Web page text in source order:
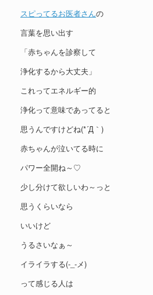
スピってるお医者さんの
言葉を思い出す
「赤ちゃんを診察して
浄化するから大丈夫」
これってエネルギー的
浄化って意味であってると
思うんですけどね(*´Д｀)
赤ちゃんが泣いてる時に
パワー全開ね～♡
少し分けて欲しいわ～っと
思うくらいなら
いいけど
うるさいなぁ～
イライラする(-_-メ)
って感じる人は